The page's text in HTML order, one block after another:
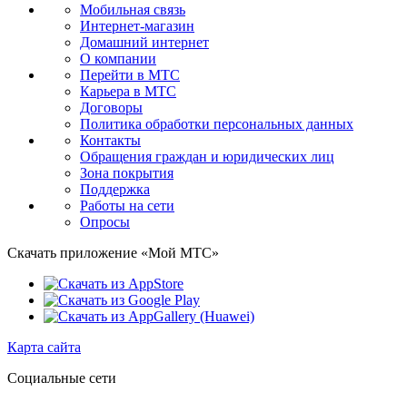
Мобильная связь
Интернет-магазин
Домашний интернет
О компании
Перейти в МТС
Карьера в МТС
Договоры
Политика обработки персональных данных
Контакты
Обращения граждан и юридических лиц
Зона покрытия
Поддержка
Работы на сети
Опросы
Скачать приложение «Мой МТС»
Карта сайта
Социальные сети